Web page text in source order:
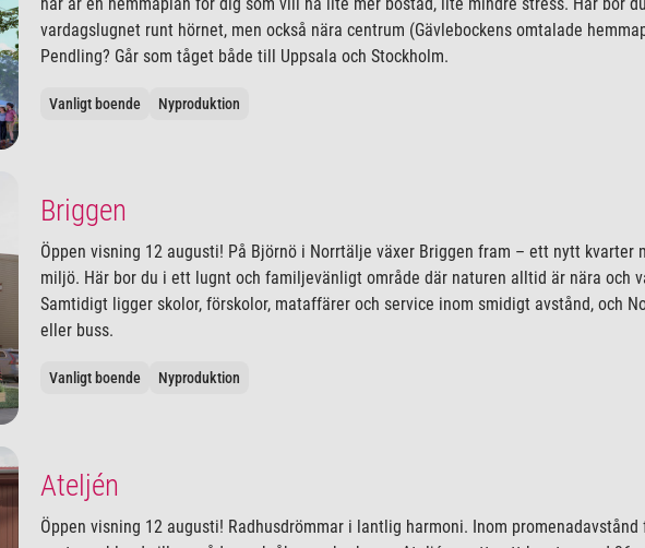
vardagslugnet runt hörnet, men också nära centrum (Gävlebockens omtalade
Pendling? Går som tåget både till Uppsala och Stockholm.
Vanligt boende Nyproduktion
Briggen
Öppen visning 12 augusti! På Björnö i Norrtälje växer Briggen fram – ett nytt kvarter
miljö. Här bor du i ett lugnt och familjevänligt område där naturen alltid är nära och
Samtidigt ligger skolor, förskolor, mataffärer och service inom smidigt avstånd, och
eller buss.
Vanligt boende Nyproduktion
Ateljén
Öppen visning 12 augusti! Radhusdrömmar i lantlig harmoni. Inom